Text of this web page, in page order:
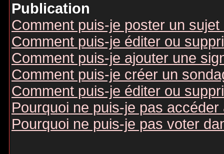
Publication
Comment puis-je poster un
Comment puis-je éditer ou
Comment puis-je ajouter une
Comment puis-je créer un
Comment puis-je éditer ou
Pourquoi ne puis-je pas accéder
Pourquoi ne puis-je pas voter